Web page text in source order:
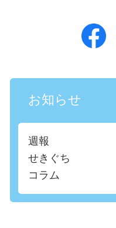
お知らせ
週報
せきぐち
コラム